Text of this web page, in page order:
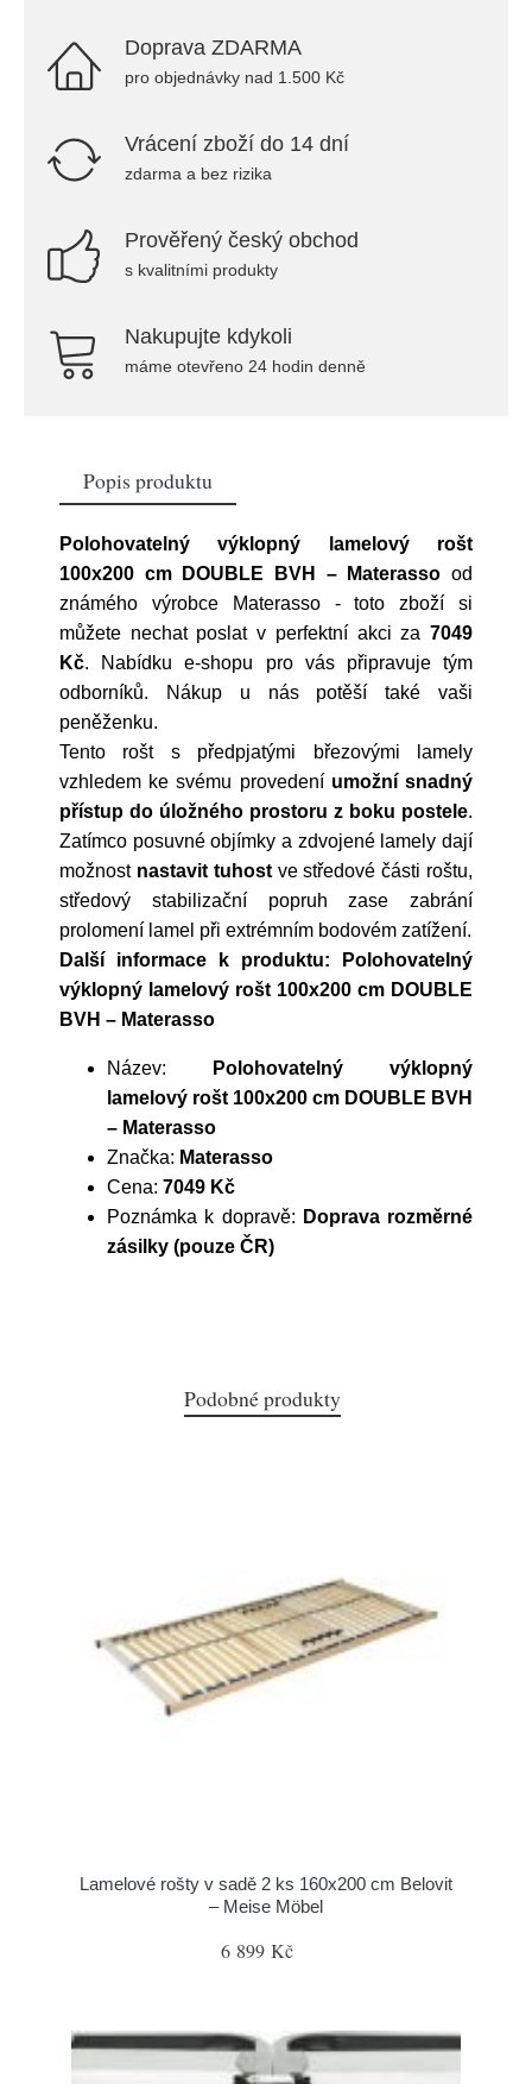
Doprava ZDARMA
pro objednávky nad 1.500 Kč
Vrácení zboží do 14 dní
zdarma a bez rizika
Prověřený český obchod
s kvalitními produkty
Nakupujte kdykoli
máme otevřeno 24 hodin denně
Popis produktu
Polohovatelný výklopný lamelový rošt
100x200 cm DOUBLE BVH – Materasso od
známého výrobce
Materasso- toto zboží si
můžete nechat poslat v perfektní akci za 7049
Kč. Nabídku e-shopu pro vás připravuje tým
odborníků. Nákup u nás potěší také vaši
peněženku.
Tento rošt s předpjatými březovými lamely
vzhledem ke svému provedení umožní snadný
přístup do úložného prostoru z boku postele.
Zatímco posuvné objímky a zdvojené lamely dají
možnost nastavit tuhostve středové části roštu,
středový stabilizační popruh zase zabrání
prolomení lamel při extrémním bodovém zatížení.
Další informace k produktu: Polohovatelný
výklopný lamelový rošt 100x200 cm DOUBLE
BVH – Materasso
Název:
Polohovatelný výklopný
lamelový rošt 100x200 cm DOUBLE BVH
– Materasso
Značka: Materasso
Cena: 7049 Kč
Poznámka k dopravě: Doprava rozměrné
zásilky (pouze ČR)
Podobné produkty
Lamelové rošty v sadě 2 ks 160x200 cm Belovit
– Meise Möbel
6 899 Kč